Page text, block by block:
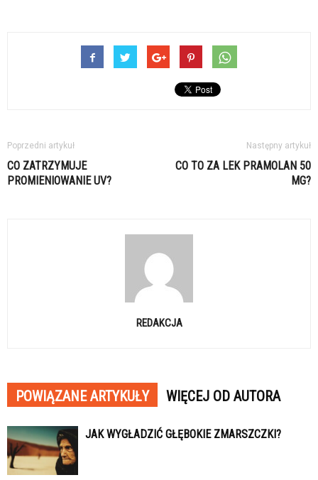
Poprzedni artykuł
CO ZATRZYMUJE
PROMIENIOWANIE UV?
Następny artykuł
CO TO ZA LEK PRAMOLAN 50
MG?
REDAKCJA
POWIĄZANE ARTYKUŁY WIĘCEJ OD AUTORA
JAK WYGŁADZIĆ GŁĘBOKIE ZMARSZCZKI?